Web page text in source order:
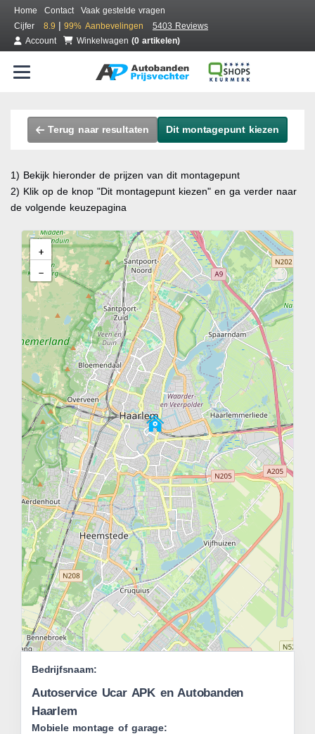
Home Contact
Vaak gestelde vragen
Cijfer
8.9 | 99% Aanbevelingen
5403 Reviews
Account
Winkelwagen (0 artikelen)
Terug naar resultaten Dit montagepunt kiezen
1) Bekijk hieronder de prijzen van dit montagepunt
2) Klik op de knop "Dit montagepunt kiezen" en ga verder naar
de volgende keuzepagina
+
−
Bedrijfsnaam:
Autoservice Ucar APK en Autobanden
Haarlem
Mobiele montage of garage: